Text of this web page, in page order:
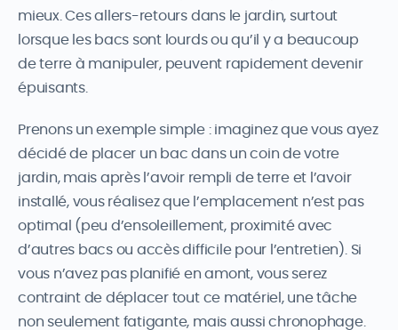
mieux. Ces allers-retours dans le jardin, surtout
lorsque les bacs sont lourds ou qu’il y a beaucoup
de terre à manipuler, peuvent rapidement devenir
épuisants.
Prenons un exemple simple : imaginez que vous ayez
décidé de placer un bac dans un coin de votre
jardin, mais après l’avoir rempli de terre et l’avoir
installé, vous réalisez que l’emplacement n’est pas
optimal (peu d’ensoleillement, proximité avec
d’autres bacs ou accès difficile pour l’entretien). Si
vous n’avez pas planifié en amont, vous serez
contraint de déplacer tout ce matériel, une tâche
non seulement fatigante, mais aussi chronophage.